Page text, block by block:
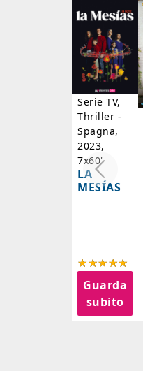
Serie TV,
Thriller -
Spagna,
2023,
7x60'
LA
MESÍAS
Guarda
subito